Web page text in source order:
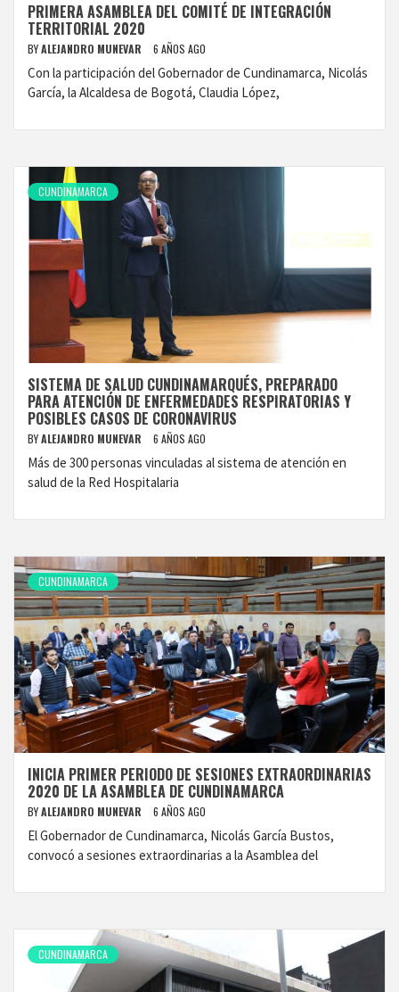
PRIMERA ASAMBLEA DEL COMITÉ DE INTEGRACIÓN
TERRITORIAL 2020
BYALEJANDRO MUNEVAR 6 AÑOS AGO
Con la participación del Gobernador de Cundinamarca, Nicolás
García, la Alcaldesa de Bogotá, Claudia López,
CUNDINAMARCA
SISTEMA DE SALUD CUNDINAMARQUÉS, PREPARADO
PARA ATENCIÓN DE ENFERMEDADES RESPIRATORIAS Y
POSIBLES CASOS DE CORONAVIRUS
BYALEJANDRO MUNEVAR 6 AÑOS AGO
Más de 300 personas vinculadas al sistema de atención en
salud de la Red Hospitalaria
CUNDINAMARCA
INICIA PRIMER PERIODO DE SESIONES EXTRAORDINARIAS
2020 DE LA ASAMBLEA DE CUNDINAMARCA
BYALEJANDRO MUNEVAR 6 AÑOS AGO
El Gobernador de Cundinamarca, Nicolás García Bustos,
convocó a sesiones extraordinarias a la Asamblea del
CUNDINAMARCA